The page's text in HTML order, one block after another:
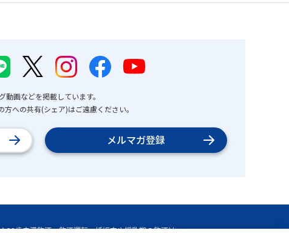
画などを掲載しています。
への共有(シェア)はご遠慮ください。
メルマガ登録